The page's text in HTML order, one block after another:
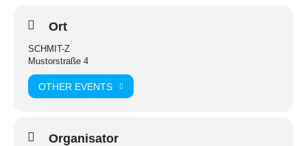
Ort
SCHMIT-Z
Mustorstraße 4
OTHER EVENTS
Organisator